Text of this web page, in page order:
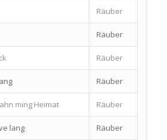
Räuber
Räuber
Räuber
Räuber
ming Heimat Räuber
lang Räuber